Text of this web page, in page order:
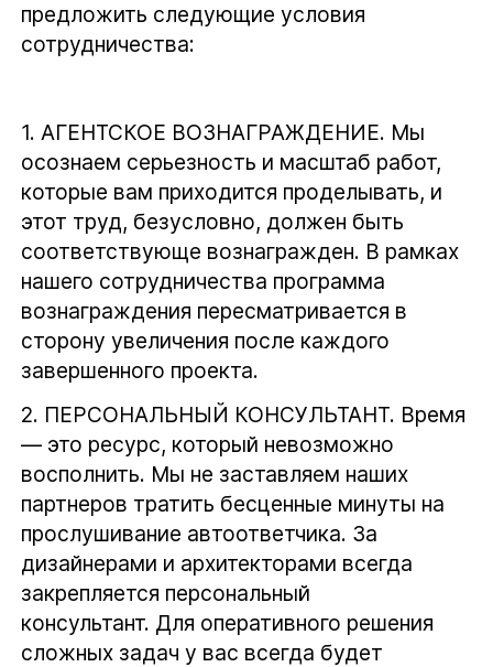
предложить следующие условия
сотрудничества:
1. АГЕНТСКОЕ ВОЗНАГРАЖДЕНИЕ. Мы
осознаем серьезность и масштаб работ,
которые вам приходится проделывать, и
этот труд, безусловно, должен быть
соответствующе вознагражден. В рамках
нашего сотрудничества программа
вознаграждения пересматривается в
сторону увеличения после каждого
завершенного проекта.
2. ПЕРСОНАЛЬНЫЙ КОНСУЛЬТАНТ. Время
— это ресурс, который невозможно
восполнить. Мы не заставляем наших
партнеров тратить бесценные минуты на
прослушивание автоответчика. За
дизайнерами и архитекторами всегда
закрепляется персональный
консультант. Для оперативного решения
сложных задач у вас всегда будет